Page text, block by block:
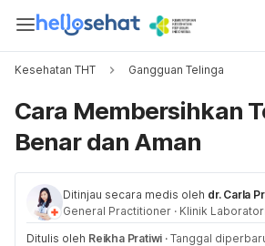
Kesehatan THT Gangguan Telinga
Cara Membersihkan
Benar dan Aman
Ditinjau secara medis oleh dr. Carla
General Practitioner · Klinik
Ditulis oleh Reikha Pratiwi · Tanggal